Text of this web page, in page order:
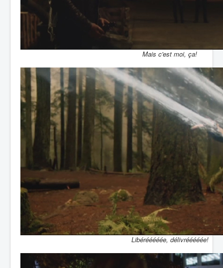
Mais c'est moi, ça!
Libérééééée, délivrééééée!